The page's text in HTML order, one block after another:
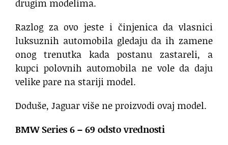
drugim modelima.
Razlog za ovo jeste i činjenica da vlasnici
luksuznih automobila gledaju da ih zamene
onog trenutka kada postanu zastareli, a
kupci polovnih automobila ne vole da daju
velike pare na stariji model.
Doduše, Jaguar više ne proizvodi ovaj model.
BMW Series 6 – 69 odsto vrednosti